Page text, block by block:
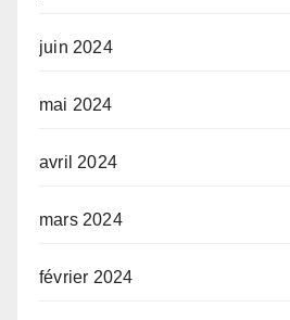
juin 2024
mai 2024
avril 2024
mars 2024
février 2024